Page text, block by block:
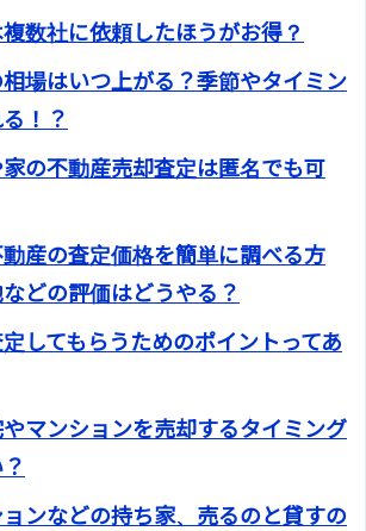
数社に依頼したほうがお得？
場はいつ上がる？季節やタイミン
！？
の不動産売却査定は匿名でも可
産の査定価格を簡単に調べる方
どの評価はどうやる？
してもらうためのポイントってあ
マンションを売却するタイミング
ンなどの持ち家、売るのと貸すの